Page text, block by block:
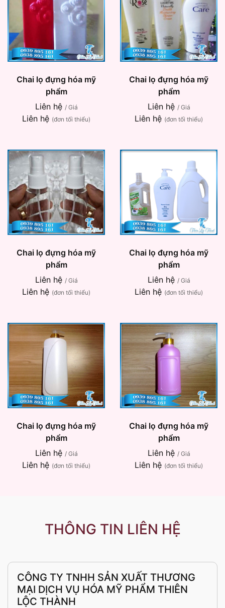
Chai lọ đựng hóa mỹ
phẩm
Liên hệ / Giá
Liên hệ (đơn tối thiểu)
Chai lọ đựng hóa mỹ
phẩm
Liên hệ / Giá
Liên hệ (đơn tối thiểu)
Chai lọ đựng hóa mỹ
phẩm
Liên hệ / Giá
Liên hệ (đơn tối thiểu)
Chai lọ đựng hóa mỹ
phẩm
Liên hệ / Giá
Liên hệ (đơn tối thiểu)
Chai lọ đựng hóa mỹ
phẩm
Liên hệ / Giá
Liên hệ (đơn tối thiểu)
Chai lọ đựng hóa mỹ
phẩm
Liên hệ / Giá
Liên hệ (đơn tối thiểu)
THÔNG TIN LIÊN HỆ
CÔNG TY TNHH SẢN XUẤT THƯƠNG
MẠI DỊCH VỤ HÓA MỸ PHẨM THIÊN
LỘC THÀNH